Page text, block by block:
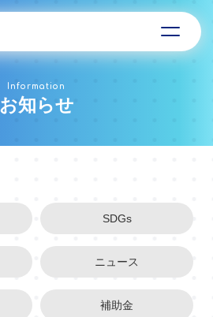
Information
お知らせ
SDGs
ニュース
補助金